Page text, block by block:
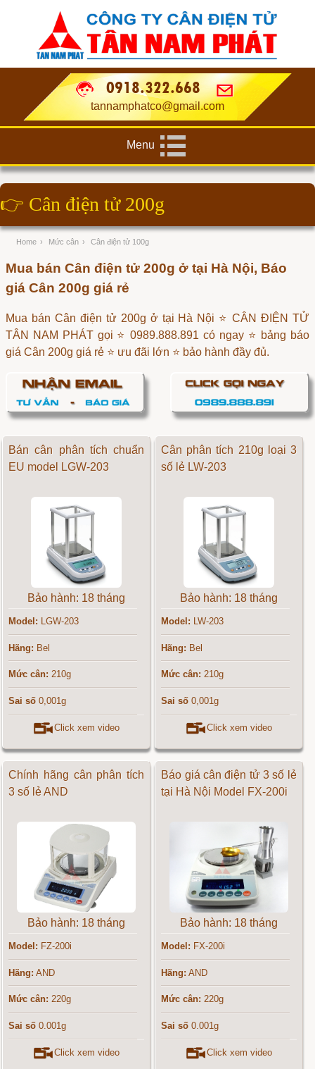
0918.322.668
tannamphatco@gmail.com
Menu
👉 Cân điện tử 200g
Home › Mức cân › Cân điện tử 100g
Mua bán Cân điện tử 200g ở tại Hà Nội, Báo
giá Cân 200g giá rẻ
Mua bán Cân điện tử 200g ở tại Hà Nội ⭐ CÂN ĐIỆN TỬ
TÂN NAM PHÁT gọi ⭐ 0989.888.891 có ngay ⭐ bảng báo
giá Cân 200g giá rẻ ⭐ ưu đãi lớn ⭐ bảo hành đầy đủ.
Bán cân phân tích chuẩn
EU model LGW-203
Bảo hành: 18 tháng
Model: LGW-203
Hãng: Bel
Mức cân: 210g
Sai số 0,001g
Click xem video
Cân phân tích 210g loại 3
số lẻ LW-203
Bảo hành: 18 tháng
Model: LW-203
Hãng: Bel
Mức cân: 210g
Sai số 0,001g
Click xem video
Chính hãng cân phân tích
3 số lẻ AND
Bảo hành: 18 tháng
Model: FZ-200i
Hãng: AND
Mức cân: 220g
Sai số 0.001g
Click xem video
Báo giá cân điện tử 3 số lẻ
tại Hà Nội Model FX-200i
Bảo hành: 18 tháng
Model: FX-200i
Hãng: AND
Mức cân: 220g
Sai số 0.001g
Click xem video